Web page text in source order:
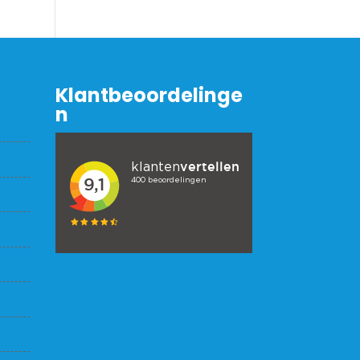
Klantbeoordelinge
n